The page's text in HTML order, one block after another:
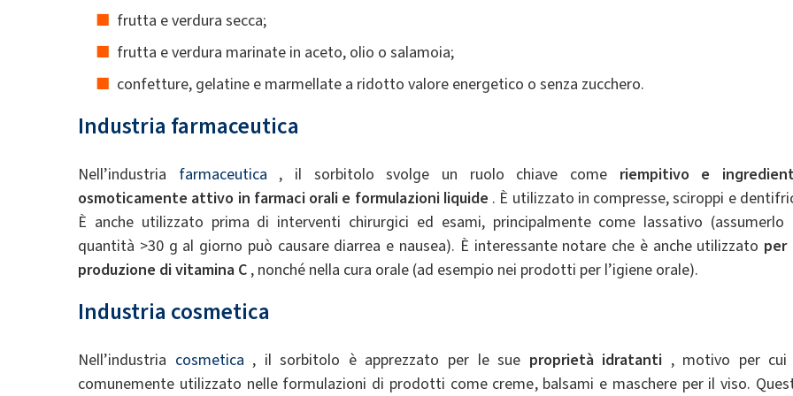
frutta e verdura secca;
frutta e verdura marinate in aceto, olio o salamoia;
confetture, gelatine e marmellate a ridotto valore energetico o senza zucchero.
Industria farmaceutica
Nell’industria farmaceutica , il sorbitolo svolge un ruolo chiave come riempitivo e
osmoticamente attivo in farmaci orali e formulazioni liquide . È utilizzato in compresse, sciroppi e
È anche utilizzato prima di interventi chirurgici ed esami, principalmente come lassativo (assumerlo
quantità >30 g al giorno può causare diarrea e nausea). È interessante notare che è anche utilizzato per
produzione di vitamina C , nonché nella cura orale (ad esempio nei prodotti per l’igiene orale).
Industria cosmetica
Nell’industria cosmetica , il sorbitolo è apprezzato per le sue proprietà idratanti , motivo per cui
comunemente utilizzato nelle formulazioni di prodotti come creme, balsami e maschere per il viso.